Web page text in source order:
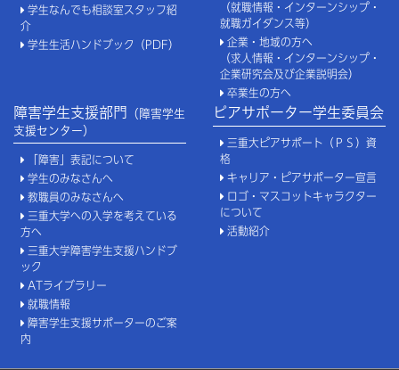
学生なんでも相談室スタッフ紹
介
学生生活ハンドブック（PDF）
（就職情報・インターンシップ・
就職ガイダンス等）
企業・地域の方へ
（求人情報・インターンシップ・
企業研究会及び企業説明会）
卒業生の方へ
障害学生支援部門
（障害学生
支援センター）
「障害」表記について
学生のみなさんへ
教職員のみなさんへ
三重大学への入学を考えている
方へ
三重大学障害学生支援ハンドブ
ック
ATライブラリー
就職情報
障害学生支援サポーターのご案
内
ピアサポーター学生委員会
三重大ピアサポート（ＰＳ）資
格
キャリア・ピアサポーター宣言
ロゴ・マスコットキャラクター
について
活動紹介